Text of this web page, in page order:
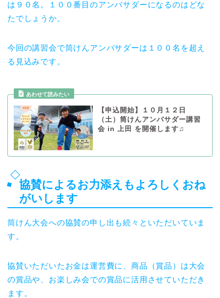
は９０名。１００番目のアンバサダーになるのはどな
たでしょうか。
今回の講習会で筒けんアンバサダーは１００名を超え
る見込みです。
あわせて読みたい
【申込開始】１０月１２日
（土）筒けんアンバサダー講習
会 in 上田 を開催します♫
協賛によるお力添えもよろしくおね
がいします
筒けん大会への協賛の申し出も続々といただいていま
す。
協賛いただいたお金は運営費に、商品（賞品）は大会
の賞品や、お楽しみ会での賞品に活用させていただき
ます。